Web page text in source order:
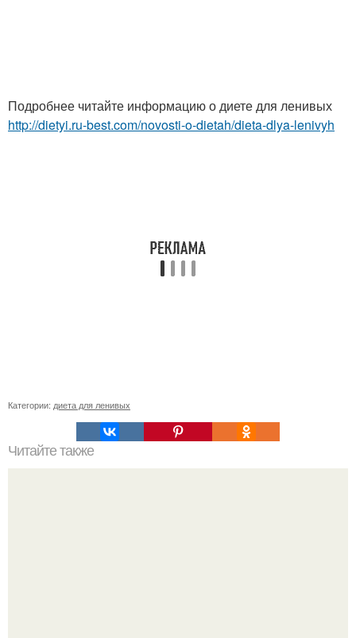
Подробнее читайте информацию о диете для ленивых
http://dietyi.ru-best.com/novosti-o-dietah/dieta-dlya-lenivyh
Категории: диета для ленивых
Читайте также